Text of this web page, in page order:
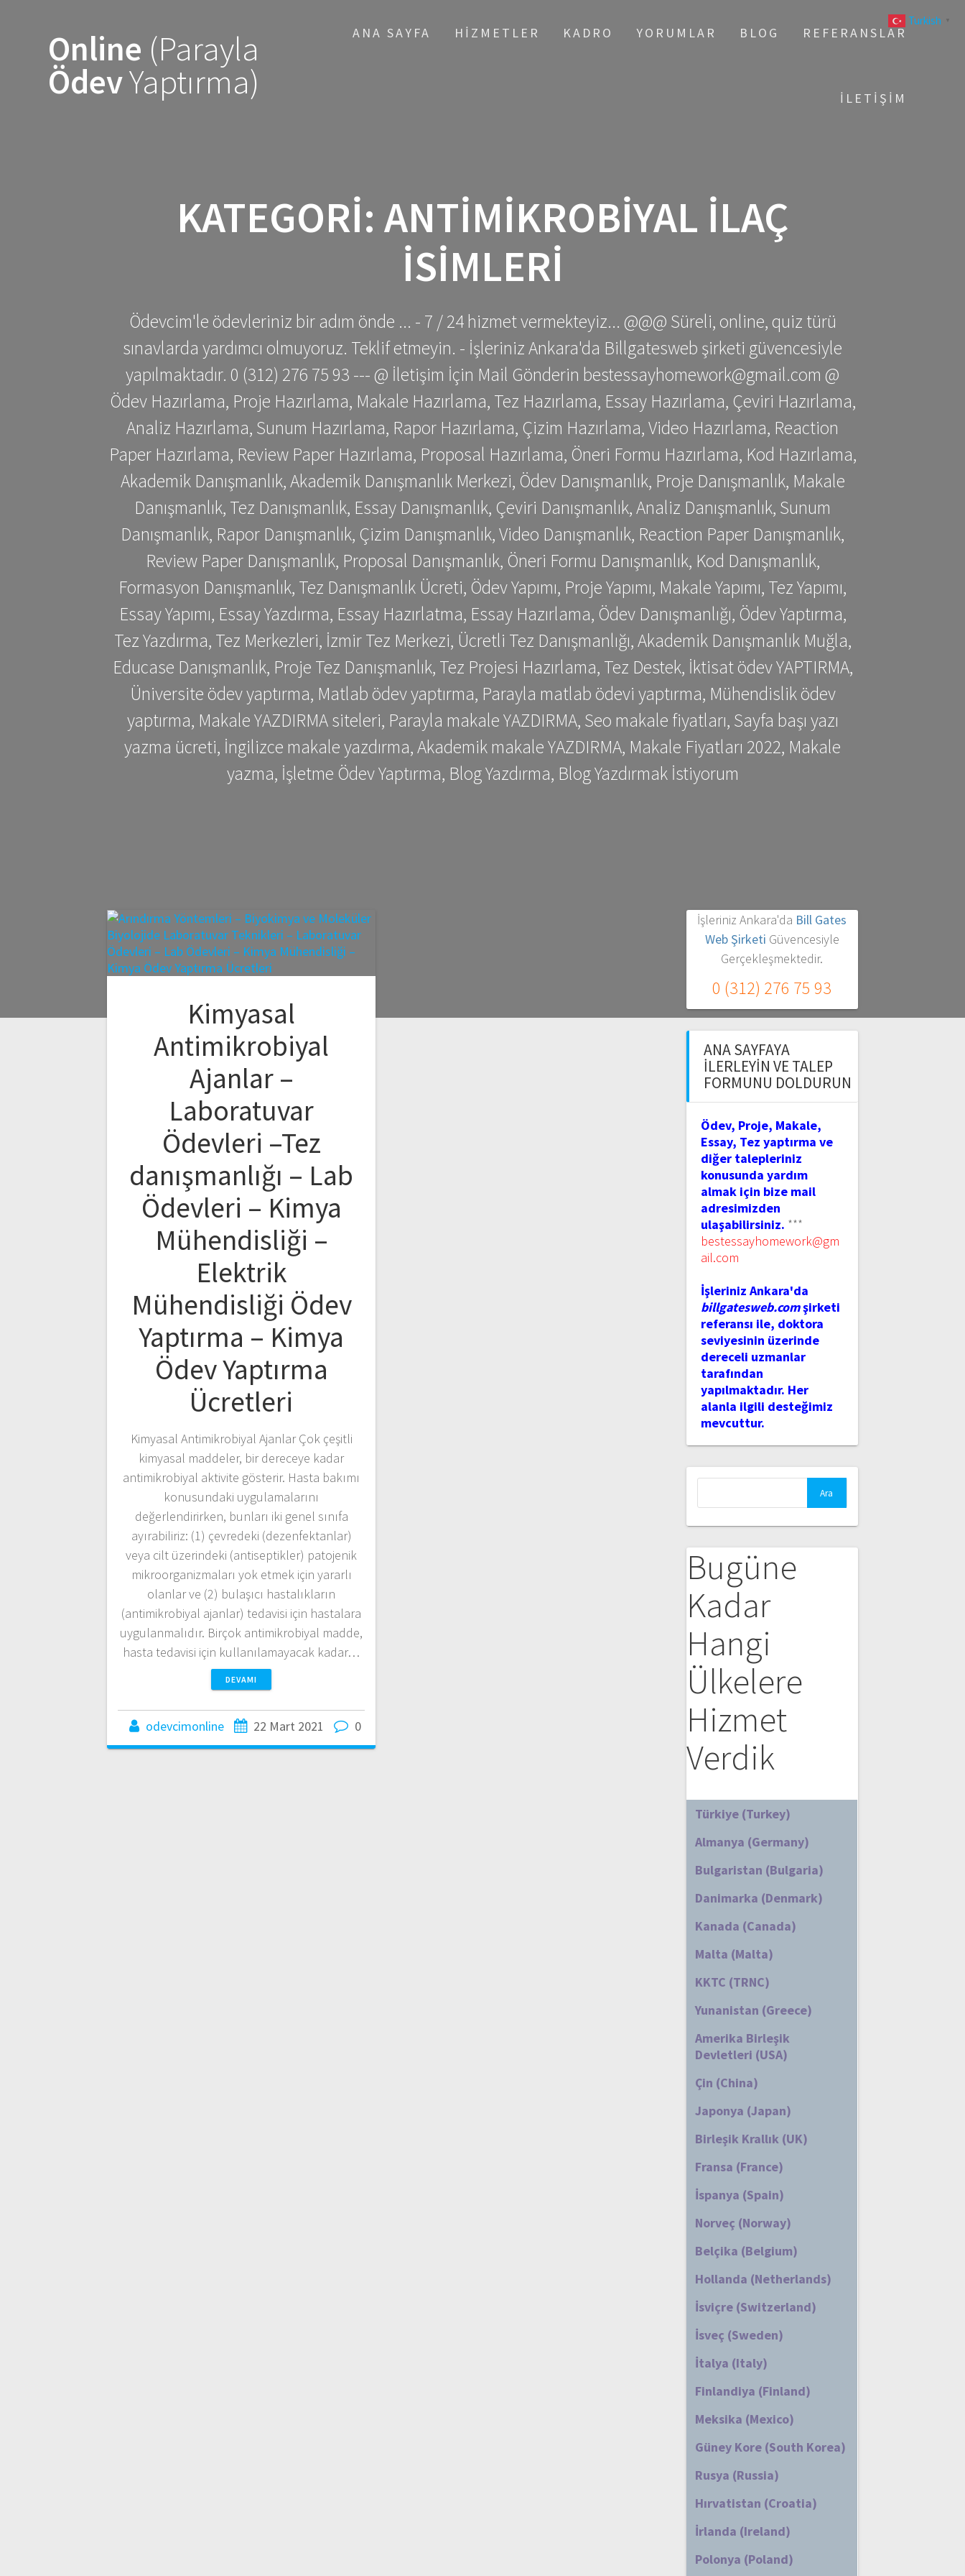
Online (Parayla
ÖdevYaptırma)
ANA SAYFA HIZMETLER KADRO YORUMLAR BLOG REFERANSLAR
İLETIŞIM
KATEGORI: ANTIMIKROBIYAL ILAÇ
ISIMLERI
Ödevcim'le ödevleriniz bir adım önde ... - 7 / 24 hizmet vermekteyiz... @@@ Süreli, online, quiz türü
sınavlarda yardımcı olmuyoruz. Teklif etmeyin. - İşleriniz Ankara'da Billgatesweb şirketi güvencesiyle
yapılmaktadır. 0 (312) 276 75 93 --- @ İletişim İçin Mail Gönderin bestessayhomework@gmail.com @
Ödev Hazırlama, Proje Hazırlama, Makale Hazırlama, Tez Hazırlama, Essay Hazırlama, Çeviri Hazırlama,
Analiz Hazırlama, Sunum Hazırlama, Rapor Hazırlama, Çizim Hazırlama, Video Hazırlama, Reaction
Paper Hazırlama, Review Paper Hazırlama, Proposal Hazırlama, Öneri Formu Hazırlama, Kod Hazırlama,
Akademik Danışmanlık, Akademik Danışmanlık Merkezi, Ödev Danışmanlık, Proje Danışmanlık, Makale
Danışmanlık, Tez Danışmanlık, Essay Danışmanlık, Çeviri Danışmanlık, Analiz Danışmanlık, Sunum
Danışmanlık, Rapor Danışmanlık, Çizim Danışmanlık, Video Danışmanlık, Reaction Paper Danışmanlık,
Review Paper Danışmanlık, Proposal Danışmanlık, Öneri Formu Danışmanlık, Kod Danışmanlık,
Formasyon Danışmanlık, Tez Danışmanlık Ücreti, Ödev Yapımı, Proje Yapımı, Makale Yapımı, Tez Yapımı,
Essay Yapımı, Essay Yazdırma, Essay Hazırlatma, Essay Hazırlama, Ödev Danışmanlığı, Ödev Yaptırma,
Tez Yazdırma, Tez Merkezleri, İzmir Tez Merkezi, Ücretli Tez Danışmanlığı, Akademik Danışmanlık Muğla,
Educase Danışmanlık, Proje Tez Danışmanlık, Tez Projesi Hazırlama, Tez Destek, İktisat ödev YAPTIRMA,
Üniversite ödev yaptırma, Matlab ödev yaptırma, Parayla matlab ödevi yaptırma, Mühendislik ödev
yaptırma, Makale YAZDIRMA siteleri, Parayla makale YAZDIRMA, Seo makale fiyatları, Sayfa başı yazı
yazma ücreti, İngilizce makale yazdırma, Akademik makale YAZDIRMA, Makale Fiyatları 2022, Makale
yazma, İşletme Ödev Yaptırma, Blog Yazdırma, Blog Yazdırmak İstiyorum
Kimyasal
Antimikrobiyal
Ajanlar –
Laboratuvar
Ödevleri –Tez
danışmanlığı – Lab
Ödevleri – Kimya
Mühendisliği –
Elektrik
Mühendisliği Ödev
Yaptırma – Kimya
Ödev Yaptırma
Ücretleri
Kimyasal Antimikrobiyal Ajanlar Çok çeşitli
kimyasal maddeler, bir dereceye kadar
antimikrobiyal aktivite gösterir. Hasta bakımı
konusundaki uygulamalarını
değerlendirirken, bunları iki genel sınıfa
ayırabiliriz: (1) çevredeki (dezenfektanlar)
veya cilt üzerindeki (antiseptikler) patojenik
mikroorganizmaları yok etmek için yararlı
olanlar ve (2) bulaşıcı hastalıkların
(antimikrobiyal ajanlar) tedavisi için hastalara
uygulanmalıdır. Birçok antimikrobiyal madde,
hasta tedavisi için kullanılamayacak kadar…
DEVAMI
odevcimonline 22 Mart 2021 0
İşleriniz Ankara'da Bill Gates
Web Şirketi Güvencesiyle
Gerçekleşmektedir.
0 (312) 276 75 93
ANA SAYFAYA
İLERLEYIN VE TALEP
FORMUNU DOLDURUN
Ödev, Proje, Makale,
Essay, Tez yaptırma ve
diğer talepleriniz
konusunda yardım
almak için bize mail
adresimizden
ulaşabilirsiniz. ***
bestessayhomework@gm
ail.com
İşleriniz Ankara'da
billgatesweb.comşirketi
referansı ile, doktora
seviyesinin üzerinde
dereceli uzmanlar
tarafından
yapılmaktadır. Her
alanla ilgili desteğimiz
mevcuttur.
Bugüne
Kadar
Hangi
Ülkelere
Hizmet
Verdik
Türkiye (Turkey)
Almanya (Germany)
Bulgaristan (Bulgaria)
Danimarka (Denmark)
Kanada (Canada)
Malta (Malta)
KKTC (TRNC)
Yunanistan (Greece)
Amerika Birleşik
Devletleri (USA)
Çin (China)
Japonya (Japan)
Birleşik Krallık (UK)
Fransa (France)
İspanya (Spain)
Norveç (Norway)
Belçika (Belgium)
Hollanda (Netherlands)
İsviçre (Switzerland)
İsveç (Sweden)
İtalya (Italy)
Finlandiya (Finland)
Meksika (Mexico)
Güney Kore (South Korea)
Rusya (Russia)
Hırvatistan (Croatia)
İrlanda (Ireland)
Polonya (Poland)
Turkish ▼